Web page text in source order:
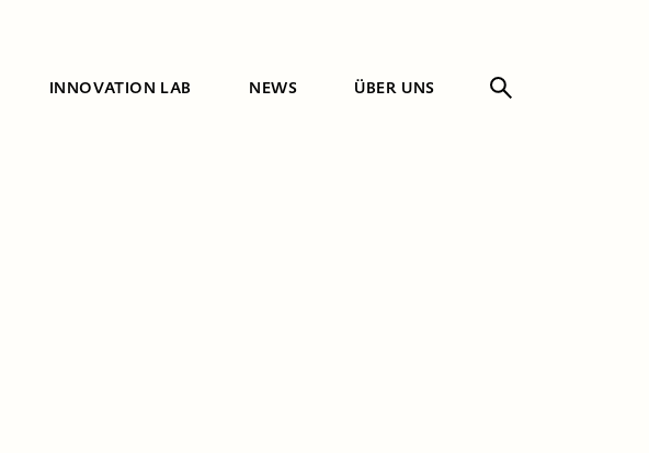
INNOVATION LAB NEWS ÜBER UNS